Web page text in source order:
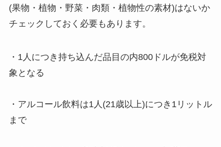
(果物・植物・野菜・肉類・植物性の素材)はないか
チェックしておく必要もあります。
・1人につき持ち込んだ品目の内800ドルが免税対
象となる
・アルコール飲料は1人(21歳以上)につき1リットル
まで